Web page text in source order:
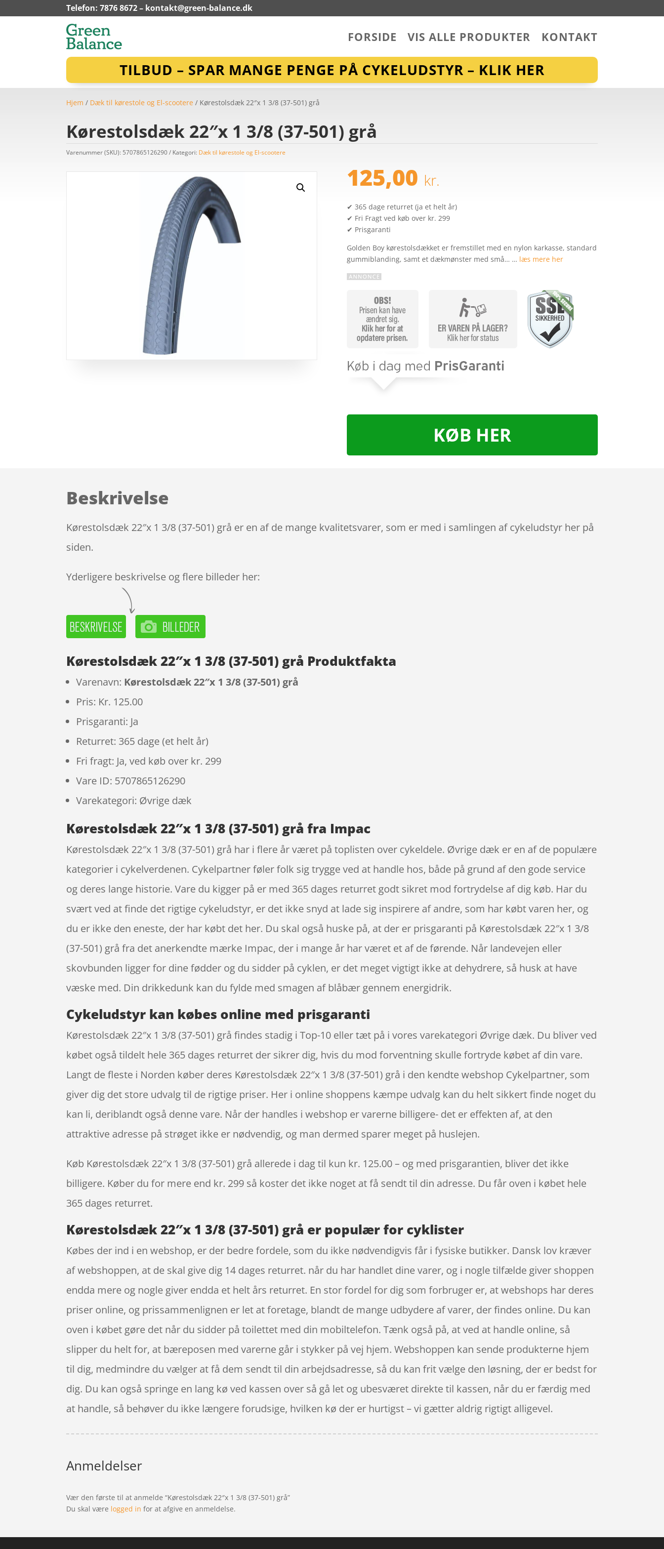
Telefon: 7876 8672 – kontakt@green-balance.dk
FORSIDE VIS ALLE PRODUKTER KONTAKT
TILBUD – SPAR MANGE PENGE PÅ CYKELUDSTYR – KLIK HER
Hjem / Dæk til kørestole og El-scootere / Kørestolsdæk 22″x 1 3/8 (37-501) grå
Kørestolsdæk 22″x 1 3/8 (37-501) grå
Varenummer (SKU): 5707865126290 Kategori: Dæk til kørestole og El-scootere
125,00 kr.
✔ 365 dage returret (ja et helt år)
✔ Fri Fragt ved køb over kr. 299
✔ Prisgaranti
Golden Boy kørestolsdækket er fremstillet med en nylon karkasse, standard
gummiblanding, samt et dækmønster med små… … læs mere her
KØB HER
Beskrivelse
Kørestolsdæk 22″x 1 3/8 (37-501) grå er en af de mange kvalitetsvarer, som er med i samlingen af cykeludstyr her på
siden.
Yderligere beskrivelse og flere billeder her:
Kørestolsdæk 22″x 1 3/8 (37-501) grå Produktfakta
Varenavn: Kørestolsdæk 22″x 1 3/8 (37-501) grå
Pris: Kr. 125.00
Prisgaranti: Ja
Returret: 365 dage (et helt år)
Fri fragt: Ja, ved køb over kr. 299
Vare ID: 5707865126290
Varekategori: Øvrige dæk
Kørestolsdæk 22″x 1 3/8 (37-501) grå fra Impac
Kørestolsdæk 22″x 1 3/8 (37-501) grå har i flere år været på toplisten over cykeldele. Øvrige dæk er en af de populære
kategorier i cykelverdenen. Cykelpartner føler folk sig trygge ved at handle hos, både på grund af den gode service
og deres lange historie. Vare du kigger på er med 365 dages returret godt sikret mod fortrydelse af dig køb. Har du
svært ved at finde det rigtige cykeludstyr, er det ikke snyd at lade sig inspirere af andre, som har købt varen her, og
du er ikke den eneste, der har købt det her. Du skal også huske på, at der er prisgaranti på Kørestolsdæk 22″x 1 3/8
(37-501) grå fra det anerkendte mærke Impac, der i mange år har været et af de førende. Når landevejen eller
skovbunden ligger for dine fødder og du sidder på cyklen, er det meget vigtigt ikke at dehydrere, så husk at have
væske med. Din drikkedunk kan du fylde med smagen af blåbær gennem energidrik.
Cykeludstyr kan købes online med prisgaranti
Kørestolsdæk 22″x 1 3/8 (37-501) grå findes stadig i Top-10 eller tæt på i vores varekategori Øvrige dæk. Du bliver ved
købet også tildelt hele 365 dages returret der sikrer dig, hvis du mod forventning skulle fortryde købet af din vare.
Langt de fleste i Norden køber deres Kørestolsdæk 22″x 1 3/8 (37-501) grå i den kendte webshop Cykelpartner, som
giver dig det store udvalg til de rigtige priser. Her i online shoppens kæmpe udvalg kan du helt sikkert finde noget du
kan li, deriblandt også denne vare. Når der handles i webshop er varerne billigere- det er effekten af, at den
attraktive adresse på strøget ikke er nødvendig, og man dermed sparer meget på huslejen.
Køb Kørestolsdæk 22″x 1 3/8 (37-501) grå allerede i dag til kun kr. 125.00 – og med prisgarantien, bliver det ikke
billigere. Køber du for mere end kr. 299 så koster det ikke noget at få sendt til din adresse. Du får oven i købet hele
365 dages returret.
Kørestolsdæk 22″x 1 3/8 (37-501) grå er populær for cyklister
Købes der ind i en webshop, er der bedre fordele, som du ikke nødvendigvis får i fysiske butikker. Dansk lov kræver
af webshoppen, at de skal give dig 14 dages returret. når du har handlet dine varer, og i nogle tilfælde giver shoppen
endda mere og nogle giver endda et helt års returret. En stor fordel for dig som forbruger er, at webshops har deres
priser online, og prissammenlignen er let at foretage, blandt de mange udbydere af varer, der findes online. Du kan
oven i købet gøre det når du sidder på toilettet med din mobiltelefon. Tænk også på, at ved at handle online, så
slipper du helt for, at bæreposen med varerne går i stykker på vej hjem. Webshoppen kan sende produkterne hjem
til dig, medmindre du vælger at få dem sendt til din arbejdsadresse, så du kan frit vælge den løsning, der er bedst for
dig. Du kan også springe en lang kø ved kassen over så gå let og ubesværet direkte til kassen, når du er færdig med
at handle, så behøver du ikke længere forudsige, hvilken kø der er hurtigst – vi gætter aldrig rigtigt alligevel.
Anmeldelser
Vær den første til at anmelde “Kørestolsdæk 22″x 1 3/8 (37-501) grå”
Du skal være logged in for at afgive en anmeldelse.